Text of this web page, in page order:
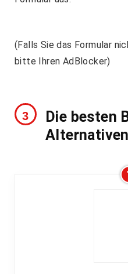
(Falls Sie das Formular
bitte Ihren AdBlocker)
Die besten